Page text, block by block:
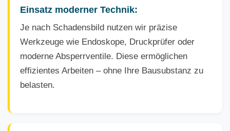
Einsatz moderner Technik:
Je nach Schadensbild nutzen wir präzise
Werkzeuge wie Endoskope, Druckprüfer oder
moderne Absperrventile. Diese ermöglichen
effizientes Arbeiten – ohne Ihre Bausubstanz zu
belasten.